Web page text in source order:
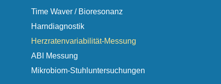
Time Waver / Bioresonanz
Harndiagnostik
Herzratenvariabilität-Messung
ABI Messung
Mikrobiom-Stuhluntersuchungen